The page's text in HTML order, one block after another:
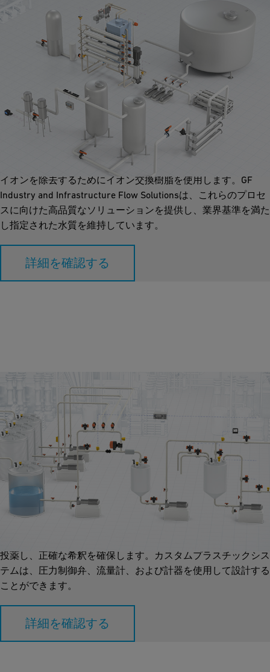
脱イオン水
製造プロセスには、脱イオン化水やUPW水などの高純度プロセ
ス水が必要です。一貫した品質を確保するには、水の性質と濃
度を正確に制御する必要があります。脱イオン化は、すべての
イオンを除去するためにイオン交換樹脂を使用します。GF
Industry and Infrastructure Flow Solutionsは、これらのプロセ
スに向けた高品質なソリューションを提供し、業界基準を満た
し指定された水質を維持しています。
詳細を確認する
投薬/希釈
精密に化学物質を希釈するには、特殊なワークフローが必要で
す、特に侵略的な物質の場合はさらにそうです。私たちは、集
投薬し、正確な希釈を確保します。カスタムプラスチックシス
テムは、圧力制御弁、流量計、および計器を使用して設計する
ことができます。
詳細を確認する